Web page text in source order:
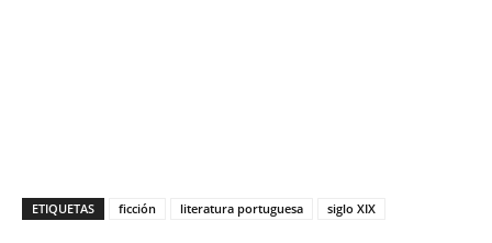
ETIQUETAS ficción literatura portuguesa siglo XIX